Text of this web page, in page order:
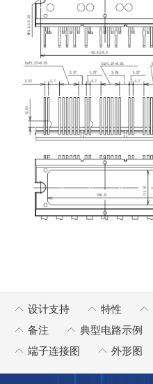
设计支持 特性
备注
典型电路示例
端子连接图
外形图